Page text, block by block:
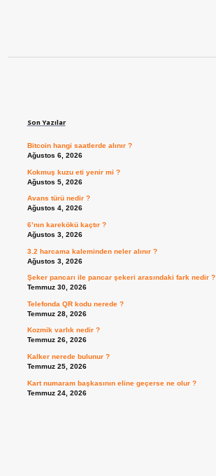
Son Yazılar
Bitcoin hangi saatlerde alınır ?
Ağustos 6, 2026
Kokmuş kuzu eti yenir mi ?
Ağustos 5, 2026
Avans türü nedir ?
Ağustos 4, 2026
6’nın karekökü kaçtır ?
Ağustos 3, 2026
3.2 harcama kaleminden neler alınır ?
Ağustos 3, 2026
Şeker pancarı ile pancar şekeri arasındaki fark nedir ?
Temmuz 30, 2026
Telefonda QR kodu nerede ?
Temmuz 28, 2026
Kozmik varlık nedir ?
Temmuz 26, 2026
Kalker nerede bulunur ?
Temmuz 25, 2026
Kart numaram başkasının eline geçerse ne olur ?
Temmuz 24, 2026